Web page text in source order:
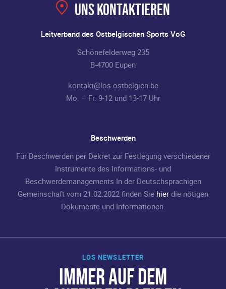
LOS NEWSLETTER
IMMER AUF DEM
Uns kontaktieren
Leitverband des Ostbelgischen Sports VoG
Schönefelderweg 235
B-4700 Eupen
kontakt@los-ostbelgien.be
Mo. – Fr. 9-12 und 13-17 Uhr
Beschwerden
Für Beschwerden per Dekret zur Festlegung verschiedener
Instrumente des Informations- und
Beschwerdemanagements In der Deutschsprachigen
Gemeinschaft vom 21.02.2022 finden Sie hier die nötigen
Dokumente und Informationen.